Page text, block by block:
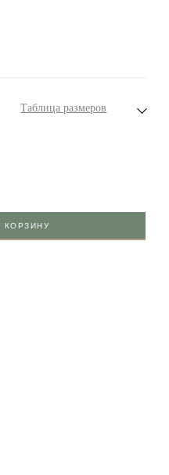
Таблица размеров
КОРЗИНУ